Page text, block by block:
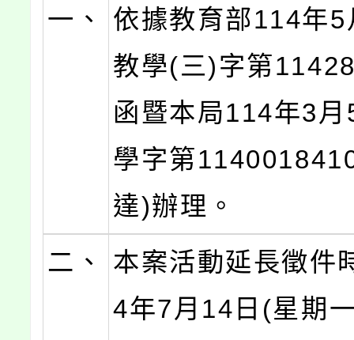
一、
依據教育部114年
教學(三)字第
函暨本局114年3
學字第
達)辦理。
二、
本案活動延長徵件
4年7月14日(星期